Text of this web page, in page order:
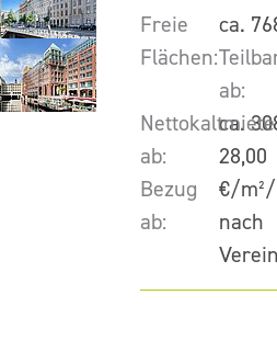
Freie
Flächen:
ca.
ab:
ca.
Nettokaltmiete
ab:
28,00
€/
Bezug
ab:
nach